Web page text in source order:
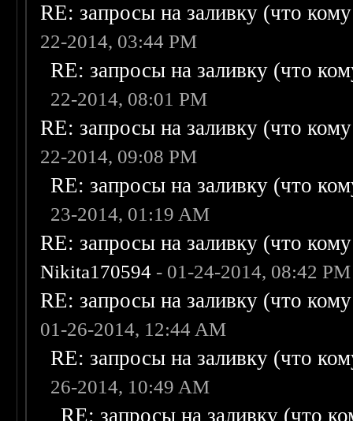
RE: запросы на заливку (что
22-2014, 03:44 PM
RE: запросы на заливку (что
22-2014, 08:01 PM
RE: запросы на заливку (что
22-2014, 09:08 PM
RE: запросы на заливку (что
23-2014, 01:19 AM
RE: запросы на заливку (что
Nikita170594 - 01-24-2014, 08:42 PM
RE: запросы на заливку (что
01-26-2014, 12:44 AM
RE: запросы на заливку (что
26-2014, 10:49 AM
RE: запросы на заливку (что